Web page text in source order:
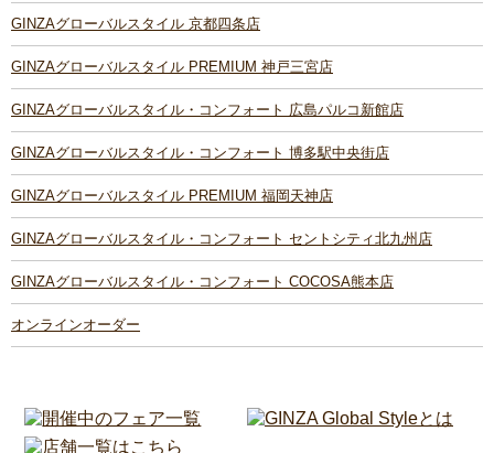
GINZAグローバルスタイル 京都四条店
GINZAグローバルスタイル PREMIUM 神戸三宮店
GINZAグローバルスタイル・コンフォート 広島パルコ新館店
GINZAグローバルスタイル・コンフォート 博多駅中央街店
GINZAグローバルスタイル PREMIUM 福岡天神店
GINZAグローバルスタイル・コンフォート セントシティ北九州店
GINZAグローバルスタイル・コンフォート COCOSA熊本店
オンラインオーダー